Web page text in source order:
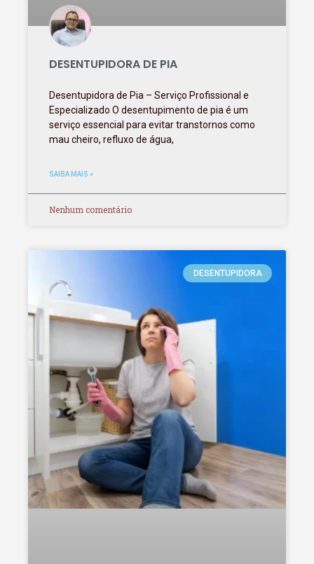
DESENTUPIDORA DE PIA
Desentupidora de Pia – Serviço Profissional e
Especializado O desentupimento de pia é um
serviço essencial para evitar transtornos como
mau cheiro, refluxo de água,
SAIBA MAIS »
Nenhum comentário
DESENTUPIDORA